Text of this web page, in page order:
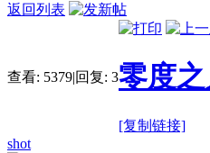
返回列表
查看: 5379|回复: 3零度
[复制链接]
shot